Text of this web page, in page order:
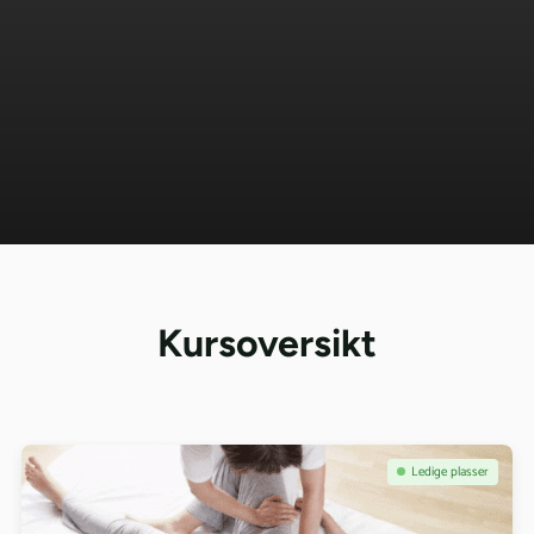
Kursoversikt
Se kurs: Akupressur Nettkurs Ledige plasser